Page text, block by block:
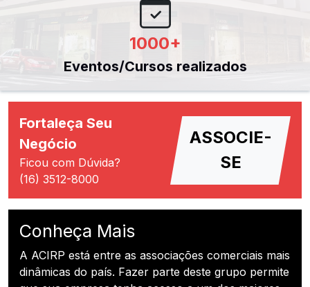
1000+
Eventos/Cursos realizados
Fortaleça Seu
Negócio
Ficou com Dúvida?
(16) 3512-8000
ASSOCIE-
SE
Conheça Mais
A ACIRP está entre as associações comerciais mais
dinâmicas do país. Fazer parte deste grupo permite